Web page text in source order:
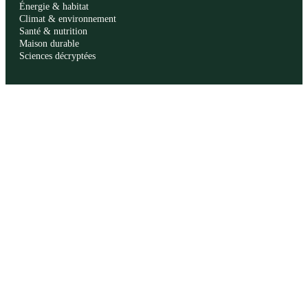
Énergie & habitat
Climat & environnement
Santé & nutrition
Maison durable
Sciences décryptées